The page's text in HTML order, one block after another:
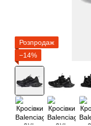
Розпродаж
−14%